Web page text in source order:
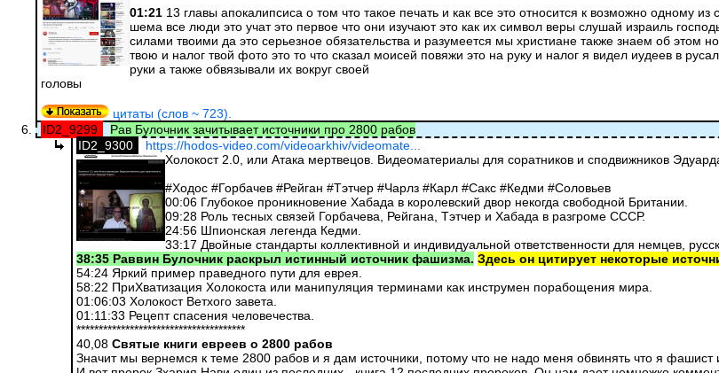
01:21 13 главы апокалипсиса о том что такое печать и как все это относится к возможно одному
шема все люди это учат это первое что они изучают это как их символ веры слушай израиль
силами твоими да это серьезное обязательства и разумеется мы христиане также знаем об этом
твою и налог твой фото это то что сказал моисей повяжи это на руку и налог я видел иудеев в
руки а также обвязывали их вокруг своей
головы
цитаты (слов ~ 723).
ID2_9299
Рав Булочник зачитывает источники про 2800 рабов
ID2_9300
https://hodos-video.com/videoarkhiv/videomate...
Холокост 2.0, или Атака мертвецов. Видеоматериалы для соратников и сподвижников
#Ходос #Горбачев #Рейган #Тэтчер #Чарлз #Карл #Сакс #Кедми #Соловьев
00:06 Глубокое проникновение Хабада в королевский двор некогда свободной Британии.
09:28 Роль тесных связей Горбачева, Рейгана, Тэтчер и Хабада в разгроме СССР.
24:56 Шпионская легенда Кедми.
33:17 Двойные стандарты коллективной и индивидуальной ответственности для немцев,
38:35 Раввин Булочник раскрыл истинный источник фашизма. Здесь он цитирует некоторые
54:24 Яркий пример праведного пути для еврея.
58:22 ПриХватизация Холокоста или манипуляция терминами как инструмен порабощения мира.
01:06:03 Холокост Ветхого завета.
01:11:33 Рецепт спасения человечества.
**************************************
40,08 Святые книги евреев о 2800 рабов
Значит мы вернемся к теме 2800 рабов и я дам источники, потому что не надо меня обвинять что я фашист